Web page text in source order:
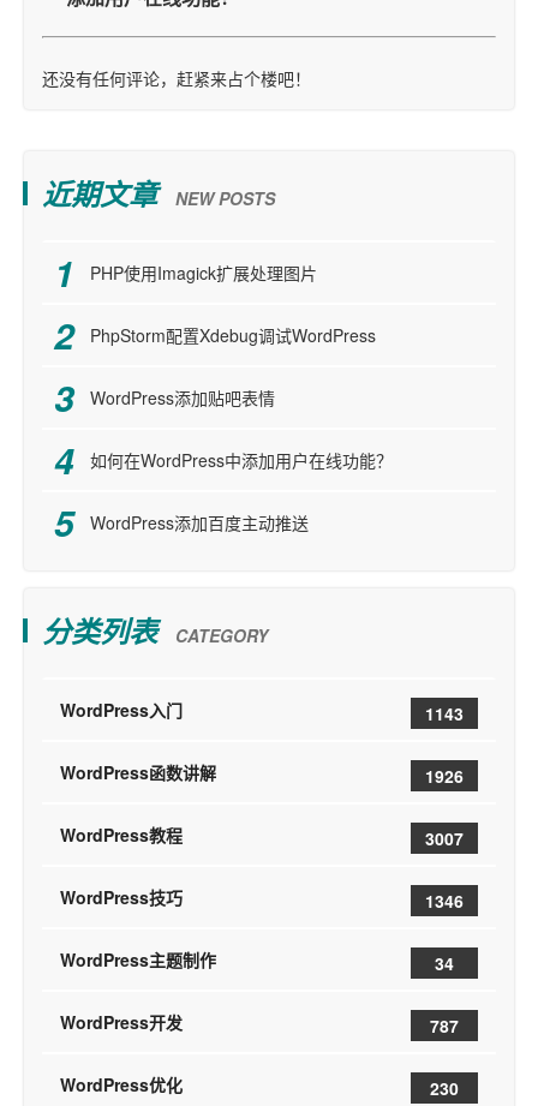
还没有任何评论，赶紧来占个楼吧！
近期文章 NEW POSTS
PHP使用Imagick扩展处理图片
PhpStorm配置Xdebug调试WordPress
WordPress添加贴吧表情
如何在WordPress中添加用户在线功能？
WordPress添加百度主动推送
分类列表 CATEGORY
WordPress入门 1143
WordPress函数讲解 1926
WordPress教程 3007
WordPress技巧 1346
WordPress主题制作 34
WordPress开发 787
WordPress优化 230